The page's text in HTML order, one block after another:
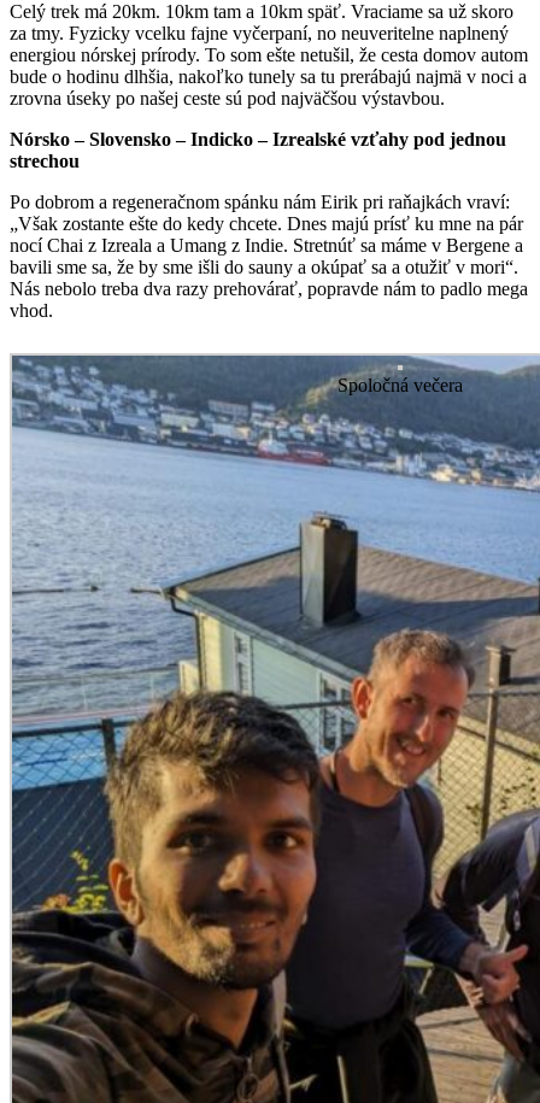
Celý trek má 20km. 10km tam a 10km späť. Vraciame sa už skoro
za tmy. Fyzicky vcelku fajne vyčerpaní, no neuveritelne naplnený
energiou nórskej prírody. To som ešte netušil, že cesta domov autom
bude o hodinu dlhšia, nakoľko tunely sa tu prerábajú najmä v noci a
zrovna úseky po našej ceste sú pod najväčšou výstavbou.
Nórsko – Slovensko – Indicko – Izrealské vzťahy pod jednou
strechou
Po dobrom a regeneračnom spánku nám Eirik pri raňajkách vraví:
„Však zostante ešte do kedy chcete. Dnes majú prísť ku mne na pár
nocí Chai z Izreala a Umang z Indie. Stretnúť sa máme v Bergene a
bavili sme sa, že by sme išli do sauny a okúpať sa a otužiť v mori“.
Nás nebolo treba dva razy prehovárať, popravde nám to padlo mega
vhod.
Spoločná večera